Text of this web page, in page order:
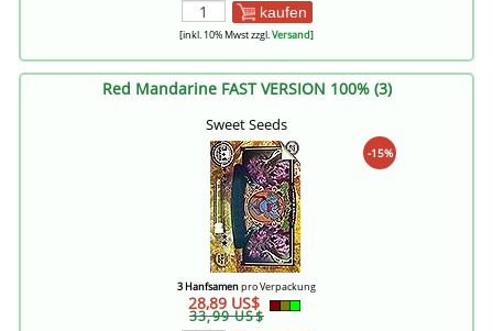
kaufen
[inkl. 10% Mwst zzgl.Versand]
Red Mandarine FAST VERSION 100% (3)
Sweet Seeds
-15%
3 Hanfsamenpro Verpackung
28,89 US$
33,99 US$